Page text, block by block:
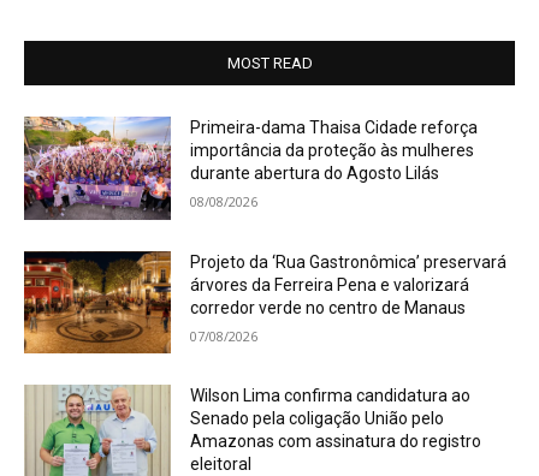
MOST READ
Primeira-dama Thaisa Cidade reforça
importância da proteção às mulheres
durante abertura do Agosto Lilás
08/08/2026
Projeto da ‘Rua Gastronômica’ preservará
árvores da Ferreira Pena e valorizará
corredor verde no centro de Manaus
07/08/2026
Wilson Lima confirma candidatura ao
Senado pela coligação União pelo
Amazonas com assinatura do registro
eleitoral